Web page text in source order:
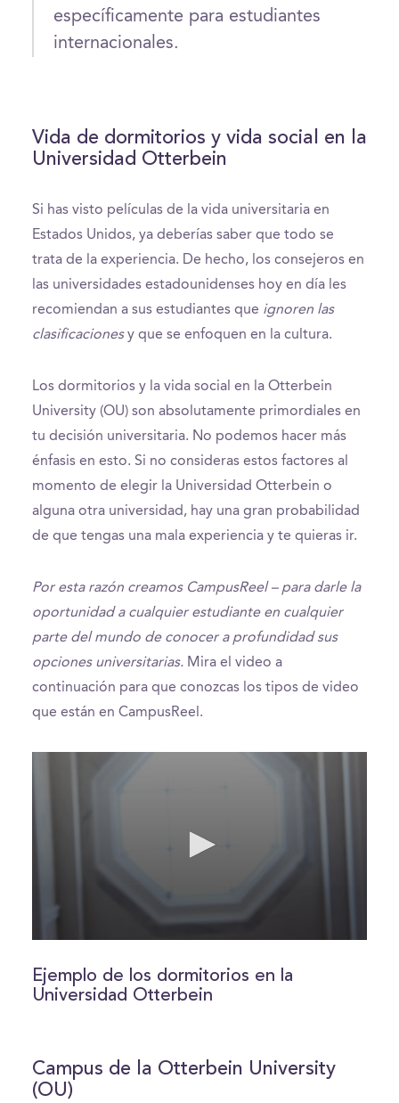
específicamente para estudiantes
internacionales.
Vida de dormitorios y vida social en la
Universidad Otterbein
Si has visto películas de la vida universitaria en
Estados Unidos, ya deberías saber que todo se
trata de la experiencia. De hecho, los consejeros en
las universidades estadounidenses hoy en día les
recomiendan a sus estudiantes que ignoren las
clasificacionesy que se enfoquen en la cultura.
Los dormitorios y la vida social en la Otterbein
University (OU) son absolutamente primordiales en
tu decisión universitaria. No podemos hacer más
énfasis en esto. Si no consideras estos factores al
momento de elegir la Universidad Otterbein o
alguna otra universidad, hay una gran probabilidad
de que tengas una mala experiencia y te quieras ir.
Por esta razón creamos CampusReel – para darle la
oportunidad a cualquier estudiante en cualquier
parte del mundo de conocer a profundidad sus
opciones universitarias. Mira el video a
continuación para que conozcas los tipos de video
que están en CampusReel.
of
1
minute,
Ejemplo de los dormitorios en la
Universidad Otterbein
Campus de la Otterbein University
(OU)